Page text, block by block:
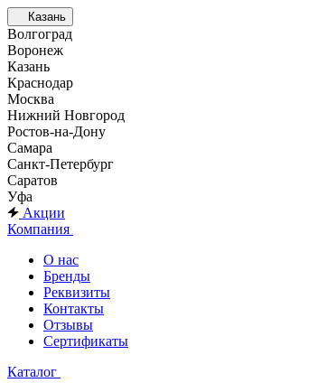
Казань
Волгоград
Воронеж
Казань
Краснодар
Москва
Нижний Новгород
Ростов-на-Дону
Самара
Санкт-Петербург
Саратов
Уфа
Акции
Компания
О нас
Бренды
Реквизиты
Контакты
Отзывы
Сертификаты
Каталог